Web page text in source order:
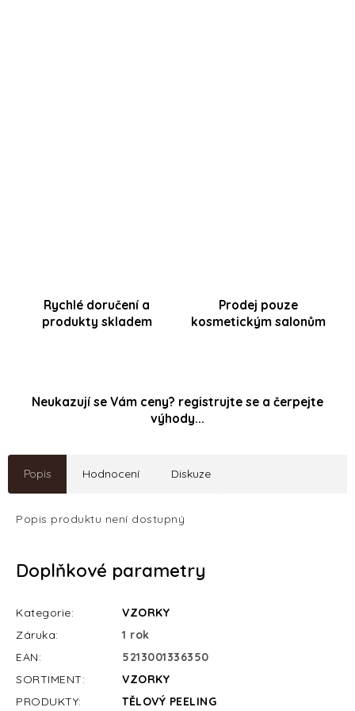
Rychlé doručení a
produkty skladem
Prodej pouze
kosmetickým salonům
Neukazují se Vám ceny? registrujte se a čerpejte
výhody...
Popis Hodnocení Diskuze
Popis produktu není dostupný
Doplňkové parametry
Kategorie:
VZORKY
Záruka:
1 rok
EAN:
5213001336350
SORTIMENT:
VZORKY
PRODUKTY:
TĚLOVÝ PEELING